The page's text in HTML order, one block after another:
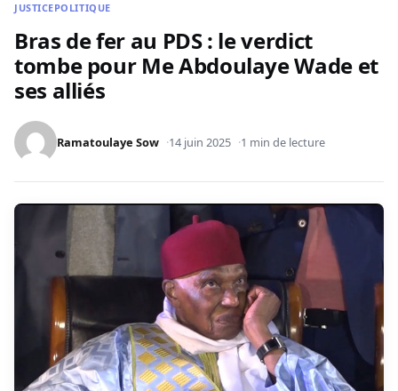
JUSTICEPOLITIQUE
Bras de fer au PDS : le verdict
tombe pour Me Abdoulaye Wade et
ses alliés
Ramatoulaye Sow 14 juin 2025 1 min de lecture